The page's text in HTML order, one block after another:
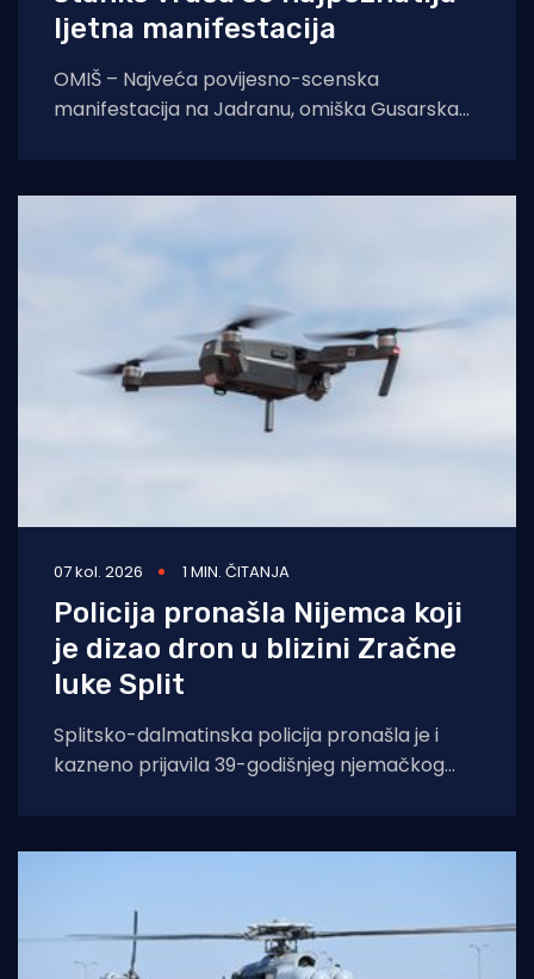
ljetna manifestacija
OMIŠ – Najveća povijesno-scenska
manifestacija na Jadranu, omiška Gusarska
07 kol. 2026 1 MIN. ČITANJA
Policija pronašla Nijemca koji
je dizao dron u blizini Zračne
luke Split
Splitsko-dalmatinska policija pronašla je i
kazneno prijavila 39-godišnjeg njemačkog